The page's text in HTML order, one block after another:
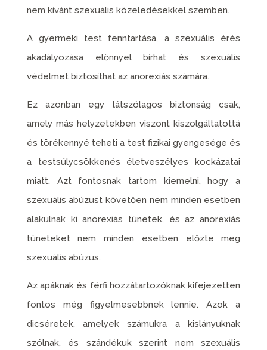
nem kívánt szexuális közeledésekkel szemben.
A gyermeki test fenntartása, a szexuális érés
akadályozása előnnyel bírhat és szexuális
védelmet biztosíthat az anorexiás számára.
Ez azonban egy látszólagos biztonság csak,
amely más helyzetekben viszont kiszolgáltatottá
és törékennyé teheti a test fizikai gyengesége és
a testsúlycsökkenés életveszélyes kockázatai
miatt. Azt fontosnak tartom kiemelni, hogy a
szexuális abúzust követően nem minden esetben
alakulnak ki anorexiás tünetek, és az anorexiás
tüneteket nem minden esetben előzte meg
szexuális abúzus.
Az apáknak és férfi hozzátartozóknak kifejezetten
fontos még figyelmesebbnek lennie. Azok a
dicséretek, amelyek számukra a kislányuknak
szólnak, és szándékuk szerint nem szexuális